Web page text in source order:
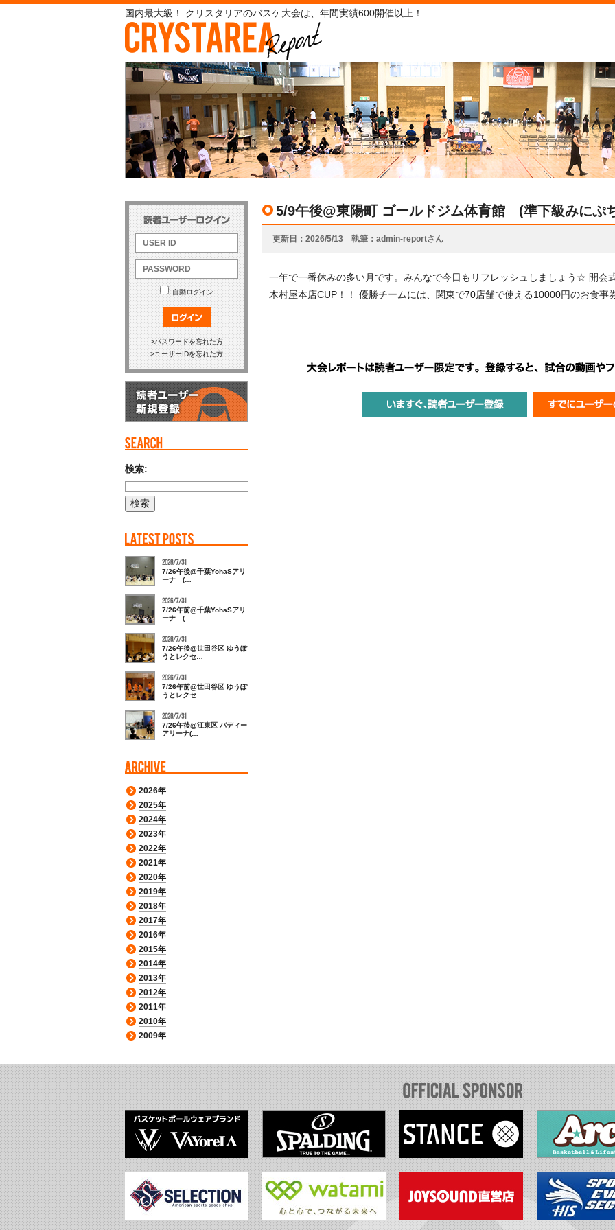
国内最大級！ クリスタリアのバスケ大会は、年間実績600開催以上！
5/9午後@東陽町 ゴールドジム体育館 (準下級みにぷ
更新日 2026/5/13 執筆 admin-reportさん
一年で一番休みの多い月です。みんなで今日もリフレッシュしましょう☆ 開会
木村屋本店CUP！！ 優勝チームには、関東で70店舗で使える10000円のお食事
自動ログイン
パスワードを忘れた方
ユーザーIDを忘れた方
検索:
2026/7/31
7/26午後@千葉YohaSアリ
ーナ (…
2026/7/31
7/26午前@千葉YohaSアリ
ーナ (…
2026/7/31
7/26午後@世田谷区 ゆうぽ
うとレクセ…
2026/7/31
7/26午前@世田谷区 ゆうぽ
うとレクセ…
2026/7/31
7/26午後@江東区 バディー
アリーナ(…
2026年
2025年
2024年
2023年
2022年
2021年
2020年
2019年
2018年
2017年
2016年
2015年
2014年
2013年
2012年
2011年
2010年
2009年